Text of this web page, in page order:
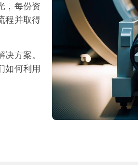
，每份资
程并取得
方案。
如何利用